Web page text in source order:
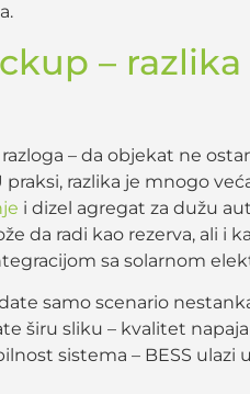
–
– da objekat ne
razlika je mnogo
i dizel agregat za dužu
da radi kao rezerva, ali i
sa solarnom
samo scenario
širu sliku – kvalitet
sistema – BESS